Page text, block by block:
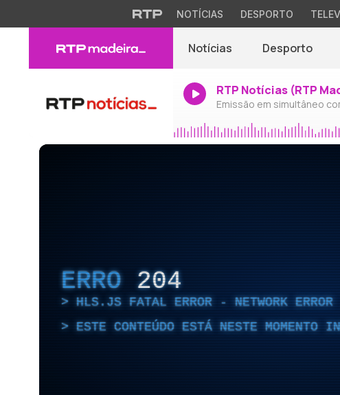
NOTÍCIAS DESPORTO
Notícias Desporto
RTP Notícias (RTP
Emissão em simultâneo
ERRO 204
HLS.JS FATAL ERROR - NETWORK ERROR
ESTE CONTEÚDO ESTÁ NESTE MOMENTO